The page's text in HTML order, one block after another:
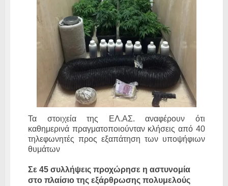
Τα στοιχεία της ΕΛ.ΑΣ. αναφέρουν ότι
καθημερινά πραγματοποιούνταν κλήσεις από 40
τηλεφωνητές προς εξαπάτηση των υποψήφιων
θυμάτων
Σε 45 συλλήψεις προχώρησε η αστυνομία
στο πλαίσιο της εξάρθρωσης πολυμελούς